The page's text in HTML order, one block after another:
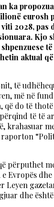
ka
eurosh
2028, pas
Kjo
aktual
të
më në
do të
të të
krahasuar
përputhet
Evropës
Leyen
dhe